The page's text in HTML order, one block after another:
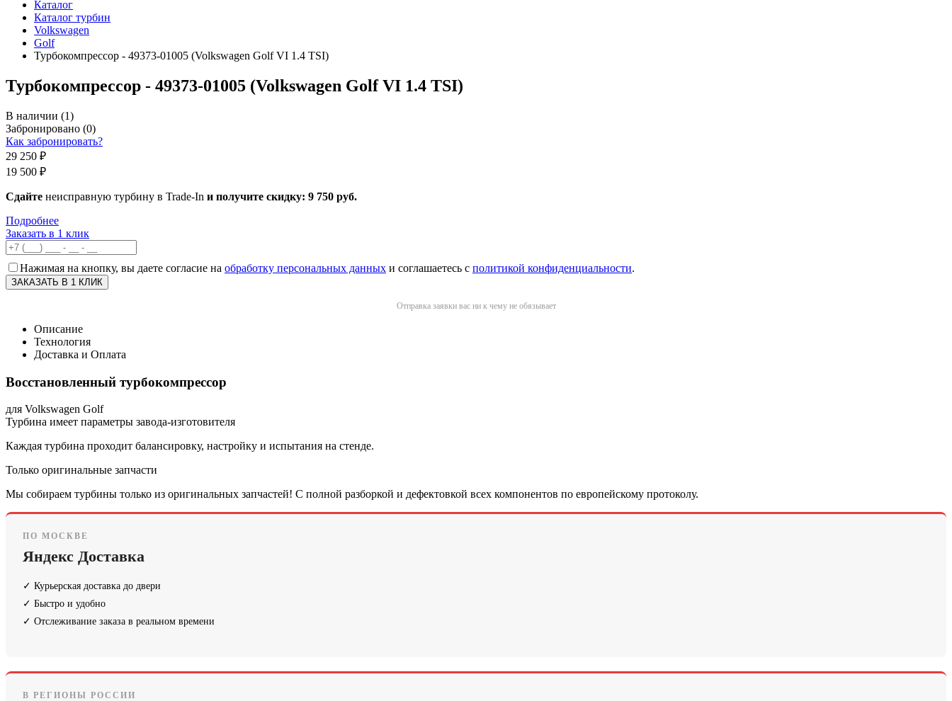
Каталог
Каталог турбин
Volkswagen
Golf
Турбокомпрессор - 49373-01005 (Volkswagen Golf VI 1.4 TSI)
Турбокомпрессор - 49373-01005 (Volkswagen Golf VI 1.4 TSI)
В наличии (1)
Забронировано (0)
Как забронировать?
29 250 ₽
19 500 ₽
Сдайте неисправную турбину в Trade-In и получите скидку: 9 750 руб.
Подробнее
Заказать в 1 клик
Нажимая на кнопку, вы даете согласие на обработку персональных данных и соглашаетесь с политикой конфиденциальности.
Отправка заявки вас ни к чему не обязывает
Описание
Технология
Доставка и Оплата
Восстановленный турбокомпрессор
для Volkswagen Golf
Турбина имеет параметры завода-изготовителя
Каждая турбина проходит балансировку, настройку и испытания на стенде.
Только оригинальные запчасти
Мы собираем турбины только из оригинальных запчастей! С полной разборкой и дефектовкой всех компонентов по европейскому протоколу.
ПО МОСКВЕ
Яндекс Доставка
✓ Курьерская доставка до двери
✓ Быстро и удобно
✓ Отслеживание заказа в реальном времени
В РЕГИОНЫ РОССИИ